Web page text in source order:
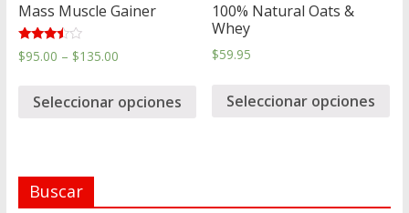
Mass Muscle Gainer
Valorad
o en
$95.00 – $135.00
Seleccionar opciones
100% Natural Oats &
Whey
$59.95
Seleccionar opciones
Buscar